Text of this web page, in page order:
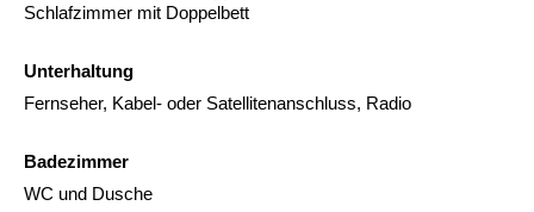
Schlafzimmer mit Doppelbett
Unterhaltung
Fernseher, Kabel- oder Satellitenanschluss, Radio
Badezimmer
WC und Dusche